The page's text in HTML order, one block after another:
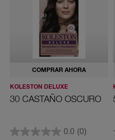
COMPRAR AHORA
KOLESTON DELUXE
30 CASTAÑO OSCURO
0.0 (0)